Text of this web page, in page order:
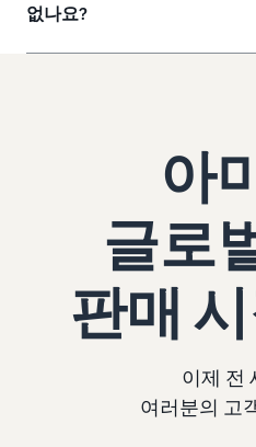
없나요?
아
글로
판매
이제 전
여러분의 고